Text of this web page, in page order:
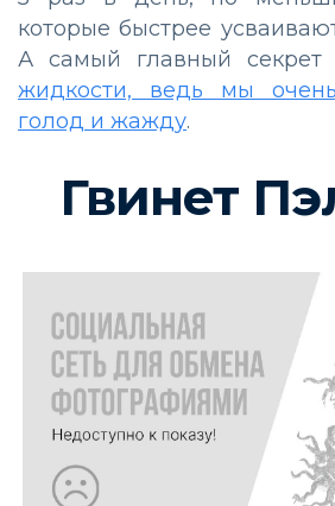
которые быстрее
А самый главный секрет
жидкости, ведь мы
голод и жажду.
Гвинет